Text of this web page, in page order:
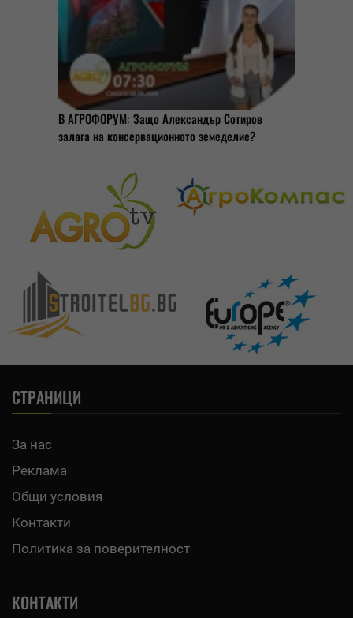
В АГРОФОРУМ: Защо Александър Сотиров
залага на консервационното земеделие?
СТРАНИЦИ
За нас
Реклама
Общи условия
Контакти
Политика за поверителност
КОНТАКТИ